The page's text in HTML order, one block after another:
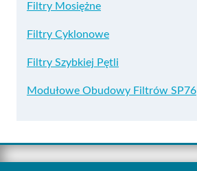
Filtry Mosiężne
Filtry Cyklonowe
Filtry Szybkiej Pętli
Modułowe Obudowy Filtrów SP76